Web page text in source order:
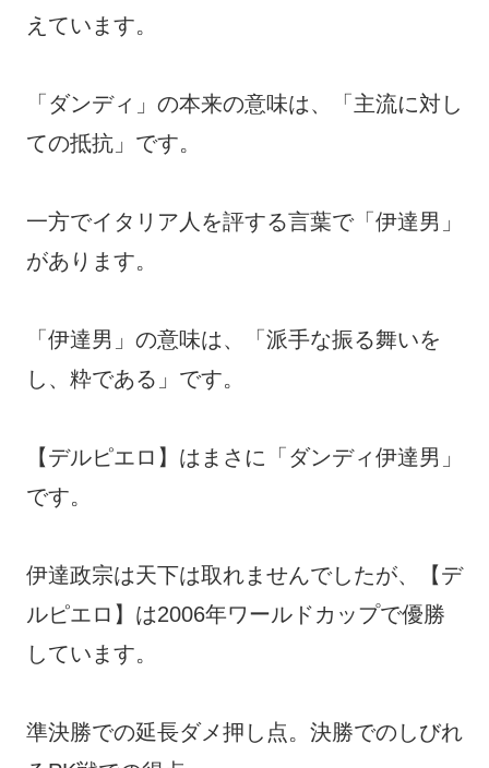
えています。
「ダンディ」の本来の意味は、「主流に対し
ての抵抗」です。
一方でイタリア人を評する言葉で「伊達男」
があります。
「伊達男」の意味は、「派手な振る舞いを
し、粋である」です。
【デルピエロ】はまさに「ダンディ伊達男」
です。
伊達政宗は天下は取れませんでしたが、【デ
ルピエロ】は2006年ワールドカップで優勝
しています。
準決勝での延長ダメ押し点。決勝でのしびれ